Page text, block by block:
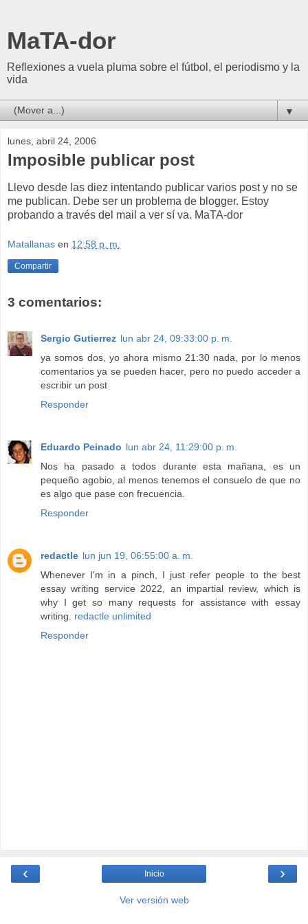
MaTA-dor
Reflexiones a vuela pluma sobre el fútbol, el periodismo y la
vida
▼
lunes, abril 24, 2006
Imposible publicar post
Llevo desde las diez intentando publicar varios post y no se
me publican. Debe ser un problema de blogger. Estoy
probando a través del mail a ver sí va. MaTA-dor
Matallanas en 12:58 p. m.
Compartir
3 comentarios:
Sergio Gutierrez lun abr 24, 09:33:00 p. m.
ya somos dos, yo ahora mismo 21:30 nada, por lo menos
comentarios ya se pueden hacer, pero no puedo acceder a
escribir un post
Responder
Eduardo Peinado lun abr 24, 11:29:00 p. m.
Nos ha pasado a todos durante esta mañana, es un
pequeño agobio, al menos tenemos el consuelo de que no
es algo que pase con frecuencia.
Responder
redactle lun jun 19, 06:55:00 a. m.
Whenever I'm in a pinch, I just refer people to the best
essay writing service 2022, an impartial review, which is
why I get so many requests for assistance with essay
writing. redactle unlimited
Responder
‹ ›
Inicio
Ver versión web